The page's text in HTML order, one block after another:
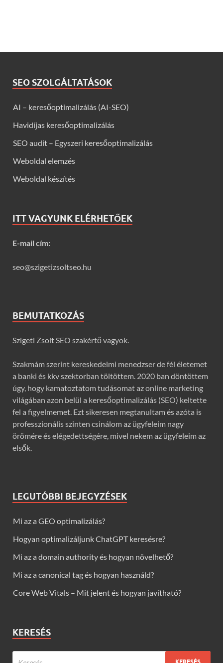
SEO SZOLGÁLTATÁSOK
AI – keresőoptimalizálás (AI-SEO)
Havidíjas keresőoptimalizálás
SEO audit – Egyszeri keresőoptimalizálás
Weboldal elemzés
Weboldal készítés
ITT VAGYUNK ELÉRHETŐEK
E-mail cím:
seo@szigetizsoltseo.hu
BEMUTATKOZÁS
Szigeti Zsolt SEO szakértő vagyok.
Szakmám szerint kereskedelmi menedzser de fél életemet
a banki és kkv szektorban töltöttem. 2020 ban döntöttem
úgy, hogy kamatoztatom tudásomat az online marketing
világában azon belül a keresőoptimalizálás (SEO) keltette
fel a figyelmemet. Ezt sikeresen megtanultam és azóta is
professzionális szinten csinálom az ügyfeleim nagy
örömére és elégedettségére, mivel nekem az ügyfeleim az
elsők.
LEGUTÓBBI BEJEGYZÉSEK
Mi az a GEO optimalizálás?
Hogyan optimalizáljunk ChatGPT keresésre?
Mi az a domain authority és hogyan növelhető?
Mi az a canonical tag és hogyan használd?
Core Web Vitals – Mit jelent és hogyan javítható?
KERESÉS